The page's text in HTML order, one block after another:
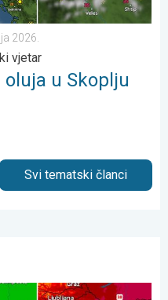
2026.
vjetar
oluja u Skoplju
Svi tematski članci
. . nedjelja, 26. srpnja 2026.
vala. Svježije u petak.